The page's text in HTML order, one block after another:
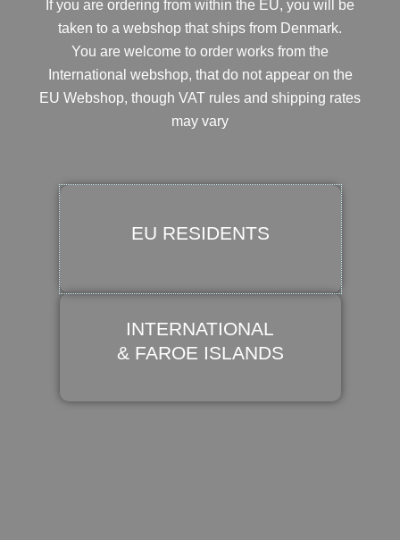
If you are ordering from within the EU, you will be
taken to a webshop that ships from Denmark.
You are welcome to order works from the
International webshop, that do not appear on the
EU Webshop, though VAT rules and shipping rates
may vary
EU RESIDENTS
INTERNATIONAL
& FAROE ISLANDS